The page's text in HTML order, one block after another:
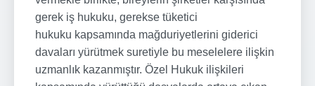
gerek iş hukuku, gerekse tüketici
hukuku kapsamında mağduriyetlerini giderici
davaları yürütmek suretiyle bu meselelere ilişkin
uzmanlık kazanmıştır. Özel Hukuk ilişkileri